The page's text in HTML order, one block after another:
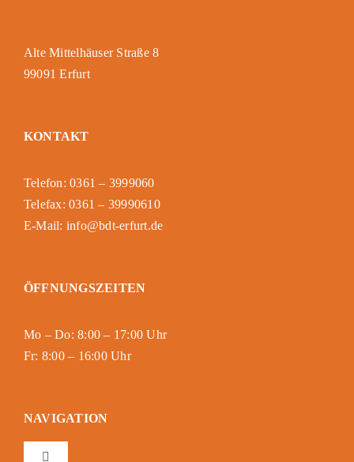
Alte Mittelhäuser Straße 8
99091 Erfurt
KONTAKT
Telefon: 0361 – 3999060
Telefax: 0361 – 39990610
E-Mail: info@bdt-erfurt.de
ÖFFNUNGSZEITEN
Mo – Do: 8:00 – 17:00 Uhr
Fr: 8:00 – 16:00 Uhr
NAVIGATION